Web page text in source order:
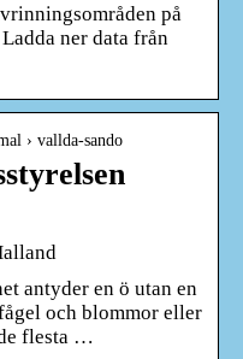
på
ner data från
› vallda-sando
antyder en ö utan en
och blommor eller
flesta …